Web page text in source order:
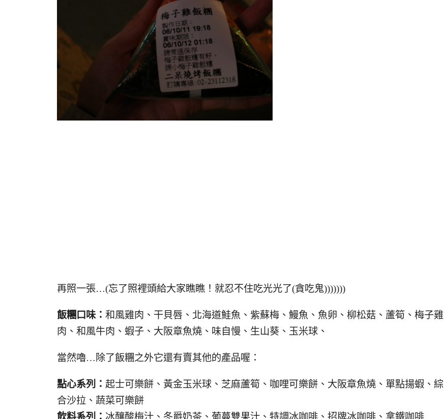
再照一張…(忘了照裡頭給大家瞧瞧！就忍不住吃光光了(貪吃鬼)))))))
飯糰口味： 和風雞肉、干貝唇、北海道鮭魚、紫蘇梅、鰻魚、魚卵、柳松菇、蘆筍、梅子雞
肉、和風牛肉、蝦子、大阪章魚燒、味自慢、生山葵、玉米球、
當然嚕…除了飯糰之外它還有賣其他的產品喔：
點心系列： 起士可樂餅、黃金玉米球、芝麻蘆筍、咖哩可樂餅、大阪章魚燒、單點揚蝦、綜
合沙拉、蔬菜可樂餅